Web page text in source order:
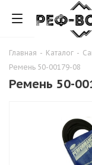
Главная - Каталог -
Ремень 50-00179-08
Ремень 50-